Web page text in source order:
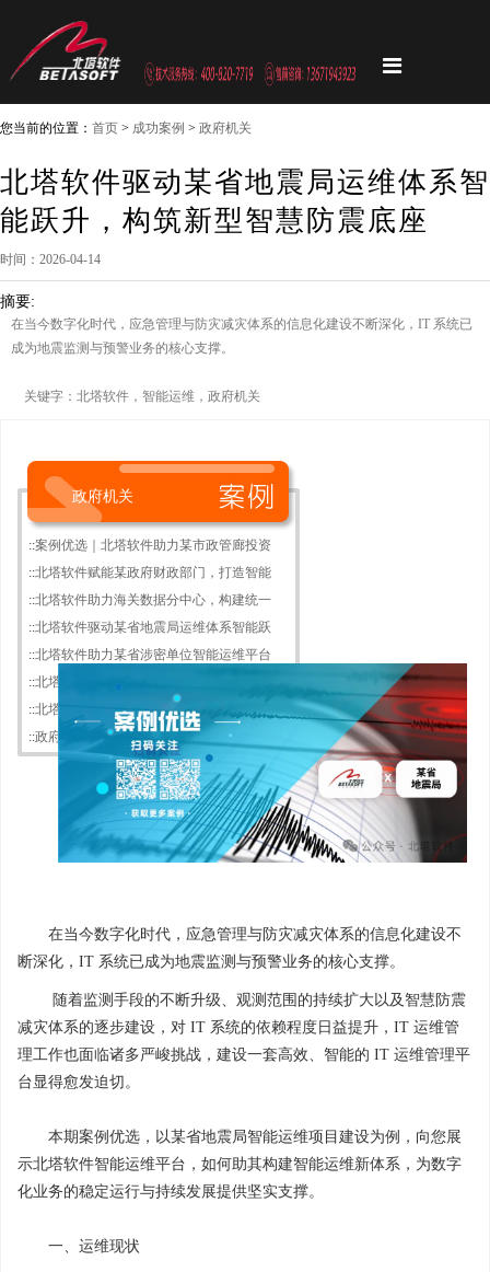
您当前的位置： 首页 > 成功案例 > 政府机关
北塔软件驱动某省地震局运维体系智
能跃升，构筑新型智慧防震底座
时间：2026-04-14
摘要:
在当今数字化时代，应急管理与防灾减灾体系的信息化建设不断深化，IT 系统已
成为地震监测与预警业务的核心支撑。
关键字：北塔软件，智能运维，政府机关
政府机关
::案例优选｜北塔软件助力某市政管廊投资
::北塔软件赋能某政府财政部门，打造智能
::北塔软件助力海关数据分中心，构建统一
::北塔软件驱动某省地震局运维体系智能跃
::北塔软件助力某省涉密单位智能运维平台
::北塔软件以智能运维体系赋能某市“城市
::北塔软件助力某网信办构建统智能运维体
::政府信创运维大时代来临，北塔软件智能
在当今数字化时代，应急管理与防灾减灾体系的信息化建设不
断深化，IT 系统已成为地震监测与预警业务的核心支撑。
随着监测手段的不断升级、观测范围的持续扩大以及智慧防震
减灾体系的逐步建设，对 IT 系统的依赖程度日益提升，IT 运维管
理工作也面临诸多严峻挑战，建设一套高效、智能的 IT 运维管理平
台显得愈发迫切。
本期案例优选，以某省地震局智能运维项目建设为例，向您展
示北塔软件智能运维平台，如何助其构建智能运维新体系，为数字
化业务的稳定运行与持续发展提供坚实支撑。
一、运维现状